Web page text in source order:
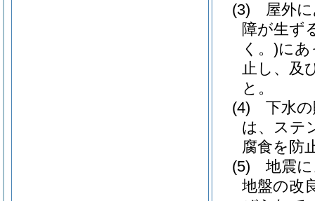
(3)
屋外
障が生ず
く。)にあ
止し、及
と。
(4)
下水
は、ステ
腐食を防
(5)
地震
地盤の改